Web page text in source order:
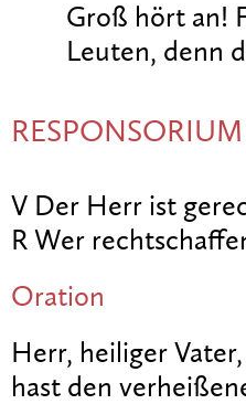
Groß hört an!
Leuten, denn
RESPONSORIUM
V Der Herr ist
R Wer
Oration
Herr, heiliger
hast den